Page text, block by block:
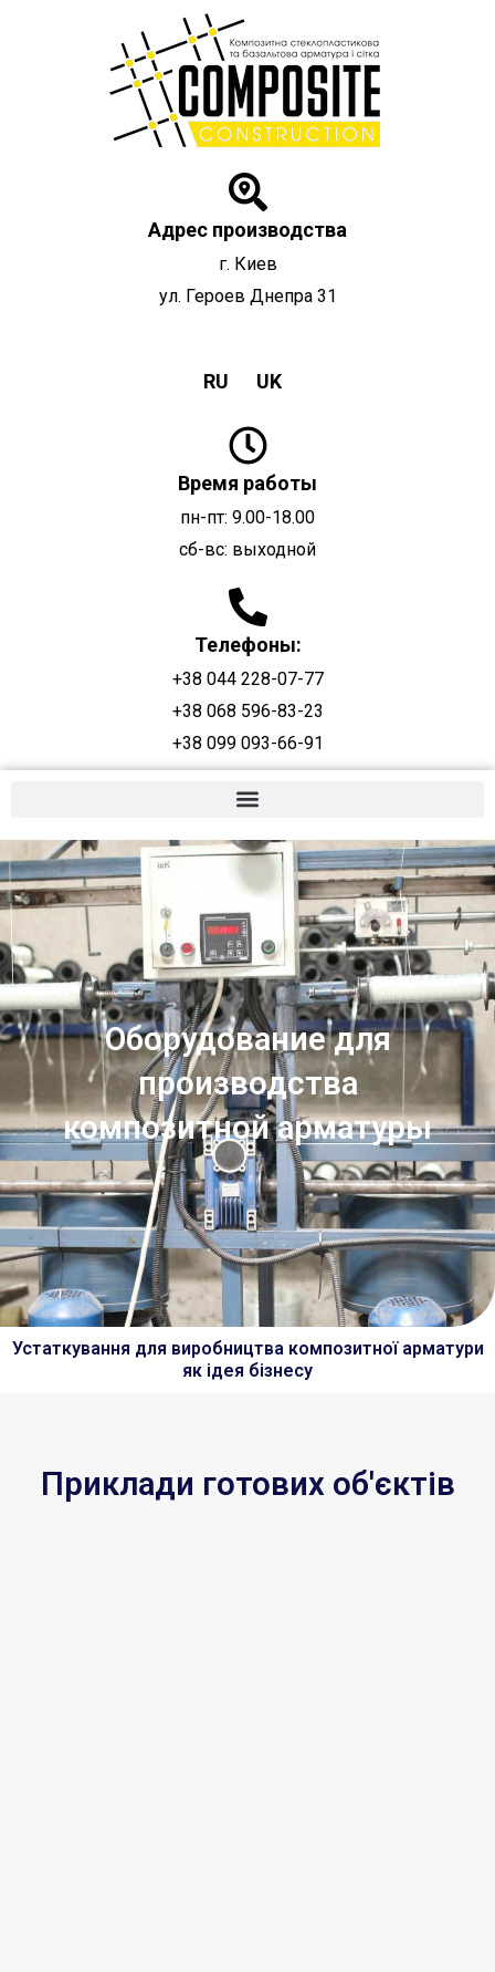
содержимому
Адрес производства
г. Киев
ул. Героев Днепра 31
RU UK
Время работы
пн-пт: 9.00-18.00
сб-вс: выходной
Телефоны:
+38 044 228-07-77
+38 068 596-83-23
+38 099 093-66-91
Оборудование для
производства
композитной арматуры
Устаткування для виробництва композитної арматури
як ідея бізнесу
Приклади готових об'єктів